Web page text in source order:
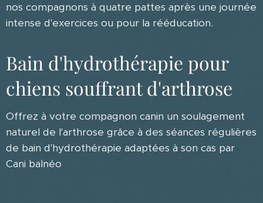
nos compagnons à quatre pattes après une journée
intense d'exercices ou pour la rééducation.
Bain d'hydrothérapie pour
chiens souffrant d'arthrose
Offrez à votre compagnon canin un soulagement
naturel de l'arthrose grâce à des séances régulières
de bain d'hydrothérapie adaptées à son cas par
Cani balnéo